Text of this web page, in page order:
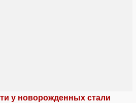
у новорожденных стали